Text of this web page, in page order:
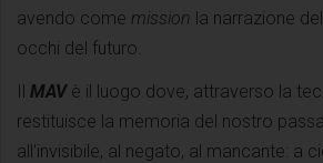
avendo come mission la narrazione
occhi del futuro.
Il MAVè il luogo dove, attraverso la
restituisce la memoria del nostro
all'invisibile, al negato, al mancante: a